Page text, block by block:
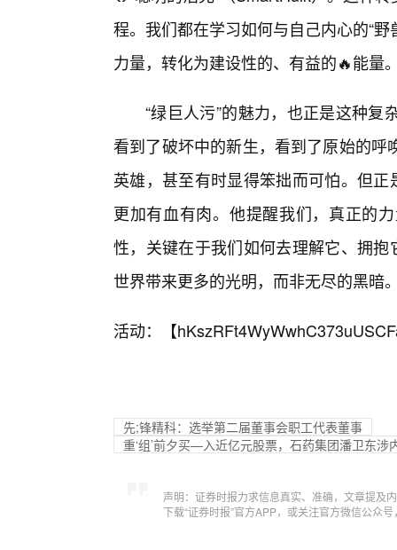
程。我们都在学习如何与自己内心的“
力量，转化为建设性的、有益的🔥能量
“绿巨人污”的魅力，也正是这种
看到了破坏中的新生，看到了原始的
英雄，甚至有时显得笨拙而可怕。但
更加有血有肉。他提醒我们，真正的
性，关键在于我们如何去理解它、拥
世界带来更多的光明，而非无尽的黑暗
活动：【
先;锋精科：选举第二届董事会职工代表董事
重‘组’前夕买—入近亿元股票，石药集团潘卫东涉
声明：证券时报力求信息真实、准确，文章提及
下载“证券时报”官方APP，或关注官方微信公众